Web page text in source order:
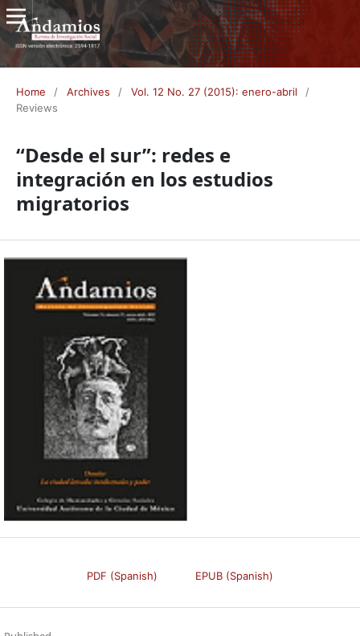
Home / Archives / Vol. 12 No. 27 (2015): enero-abril
/
Reviews
“Desde el sur”: redes e
integración en los estudios
migratorios
PDF (Spanish) EPUB (Spanish)